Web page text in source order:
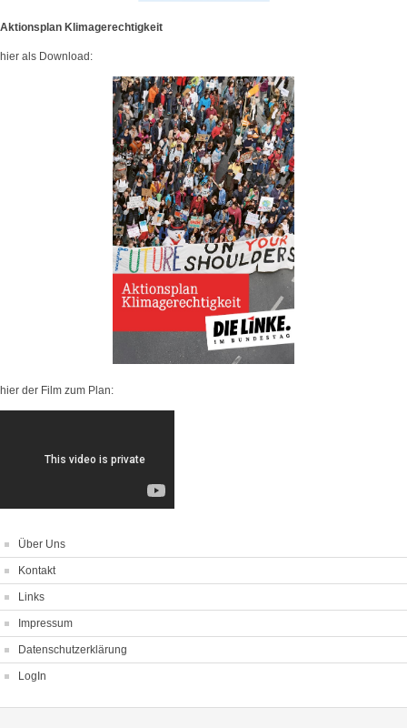
Aktionsplan Klimagerechtigkeit
hier als Download:
hier der Film zum Plan:
Über Uns
Kontakt
Links
Impressum
Datenschutzerklärung
LogIn